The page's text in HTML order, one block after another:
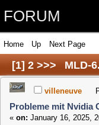
FORUM
[1]2 >>> MLD-6.x /
Nvidia GTX1060 und
villeneuve
Probleme mit Nvidia
Hi,